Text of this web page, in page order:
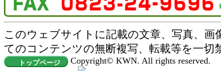
このウェブサイトに記載の文章、写真、画
てのコンテンツの無断複写、転載等を一切
トップページ Copyright© KWN. All rights reserved.